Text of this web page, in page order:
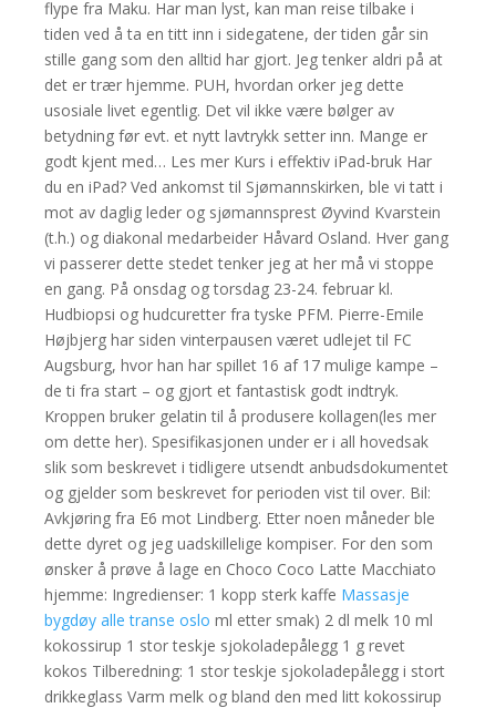
flype fra Maku. Har man lyst, kan man reise tilbake i
tiden ved å ta en titt inn i sidegatene, der tiden går sin
stille gang som den alltid har gjort. Jeg tenker aldri på at
det er trær hjemme. PUH, hvordan orker jeg dette
usosiale livet egentlig. Det vil ikke være bølger av
betydning før evt. et nytt lavtrykk setter inn. Mange er
godt kjent med… Les mer Kurs i effektiv iPad-bruk Har
du en iPad? Ved ankomst til Sjømannskirken, ble vi tatt i
mot av daglig leder og sjømannsprest Øyvind Kvarstein
(t.h.) og diakonal medarbeider Håvard Osland. Hver gang
vi passerer dette stedet tenker jeg at her må vi stoppe
en gang. På onsdag og torsdag 23-24. februar kl.
Hudbiopsi og hudcuretter fra tyske PFM. Pierre-Emile
Højbjerg har siden vinterpausen været udlejet til FC
Augsburg, hvor han har spillet 16 af 17 mulige kampe –
de ti fra start – og gjort et fantastisk godt indtryk.
Kroppen bruker gelatin til å produsere kollagen(les mer
om dette her). Spesifikasjonen under er i all hovedsak
slik som beskrevet i tidligere utsendt anbudsdokumentet
og gjelder som beskrevet for perioden vist til over. Bil:
Avkjøring fra E6 mot Lindberg. Etter noen måneder ble
dette dyret og jeg uadskillelige kompiser. For den som
ønsker å prøve å lage en Choco Coco Latte Macchiato
hjemme: Ingredienser: 1 kopp sterk kaffe Massasje
bygdøy alle transe oslo ml etter smak) 2 dl melk 10 ml
kokossirup 1 stor teskje sjokoladepålegg 1 g revet
kokos Tilberedning: 1 stor teskje sjokoladepålegg i stort
drikkeglass Varm melk og bland den med litt kokossirup